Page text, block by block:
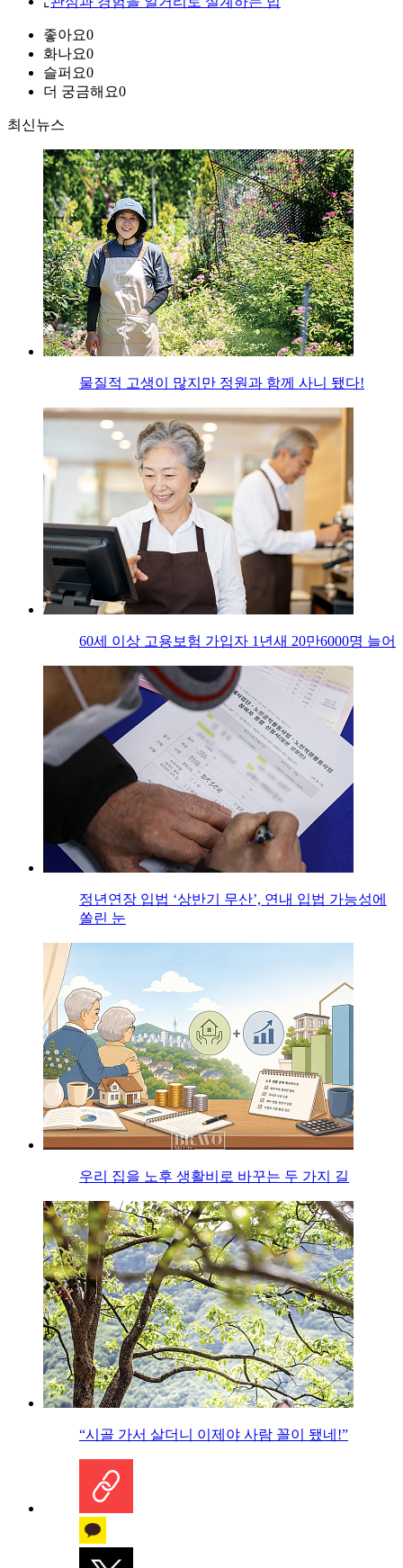
좋아요0
화나요0
슬퍼요0
더 궁금해요0
최신뉴스
물질적 고생이 많지만 정원과 함께 사니 됐다!
60세 이상 고용보험 가입자 1년새 20만6000명 늘어
정년연장 입법 ‘상반기 무산’, 연내 입법 가능성에
쏠린 눈
우리 집을 노후 생활비로 바꾸는 두 가지 길
“시골 가서 살더니 이제야 사람 꼴이 됐네!”